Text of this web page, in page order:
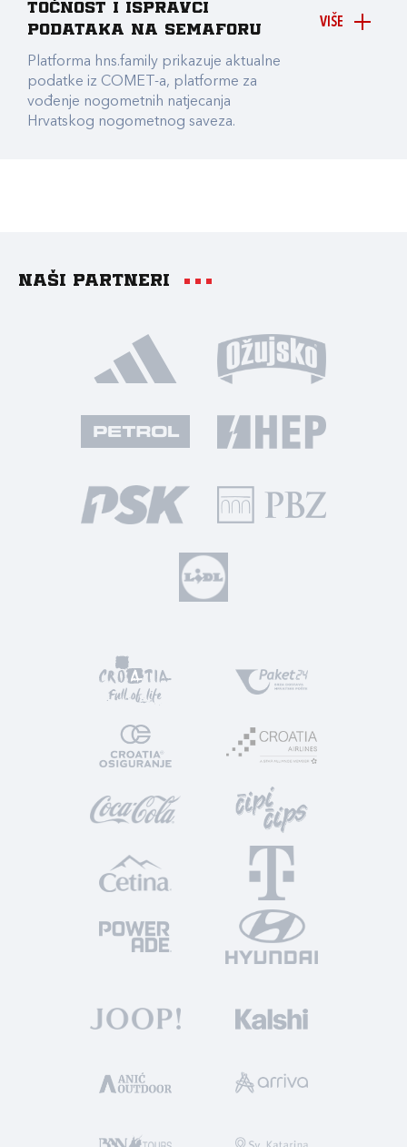
VIŠE
točnost i ispravci
podataka na Semaforu
Platforma hns.family prikazuje aktualne
podatke iz COMET-a, platforme za
vođenje nogometnih natjecanja
Hrvatskog nogometnog saveza.
Naši partneri